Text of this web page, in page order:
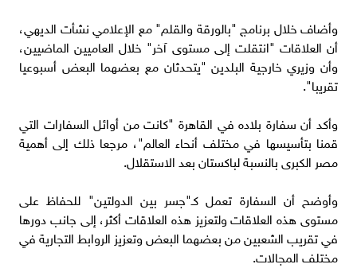
وأضاف خلال برنامج "بالورقة والقلم" مع الإعلامي نشأت الديهي،
أن العلاقات "انتقلت إلى مستوى آخر" خلال العاميين الماضيين،
وأن وزيري خارجية البلدين "يتحدثان مع بعضهما البعض أسبوعيا
تقريبا".
وأكد أن سفارة بلاده في القاهرة "كانت من أوائل السفارات التي
قمنا بتأسيسها في مختلف أنحاء العالم"، مرجعا ذلك إلى أهمية
مصر الكبرى بالنسبة لباكستان بعد الاستقلال.
وأوضح أن السفارة تعمل كـ"جسر بين الدولتين" للحفاظ على
مستوى هذه العلاقات ولتعزيز هذه العلاقات أكثر، إلى جانب دورها
في تقريب الشعبين من بعضهما البعض وتعزيز الروابط التجارية في
مختلف المجالات.